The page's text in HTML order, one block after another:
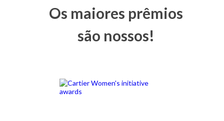
Os maiores prêmios
são nossos!